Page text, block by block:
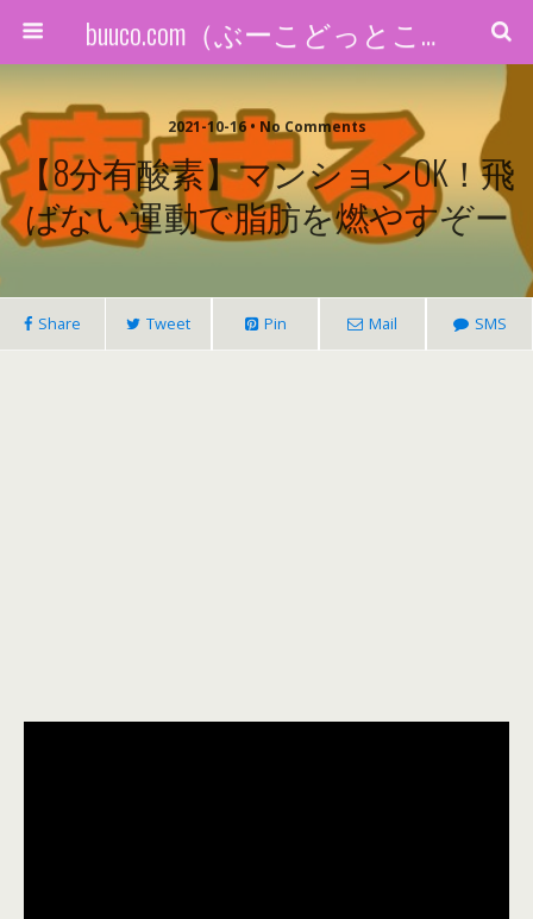
buuco.com（ぶーこどっとこむ）
2021-10-16 • No Comments
【8分有酸素】マンションOK！飛
ばない運動で脂肪を燃やすぞー
Share Tweet Pin Mail SMS